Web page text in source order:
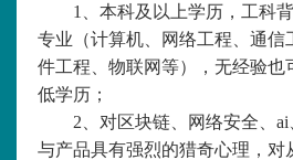
1、本科及以上学历，工科
专业（计算机、网络工程、通信
件工程、物联网等），无经验也
低学历；
2、对区块链、网络安全、
与产品具有强烈的猎奇心理，对